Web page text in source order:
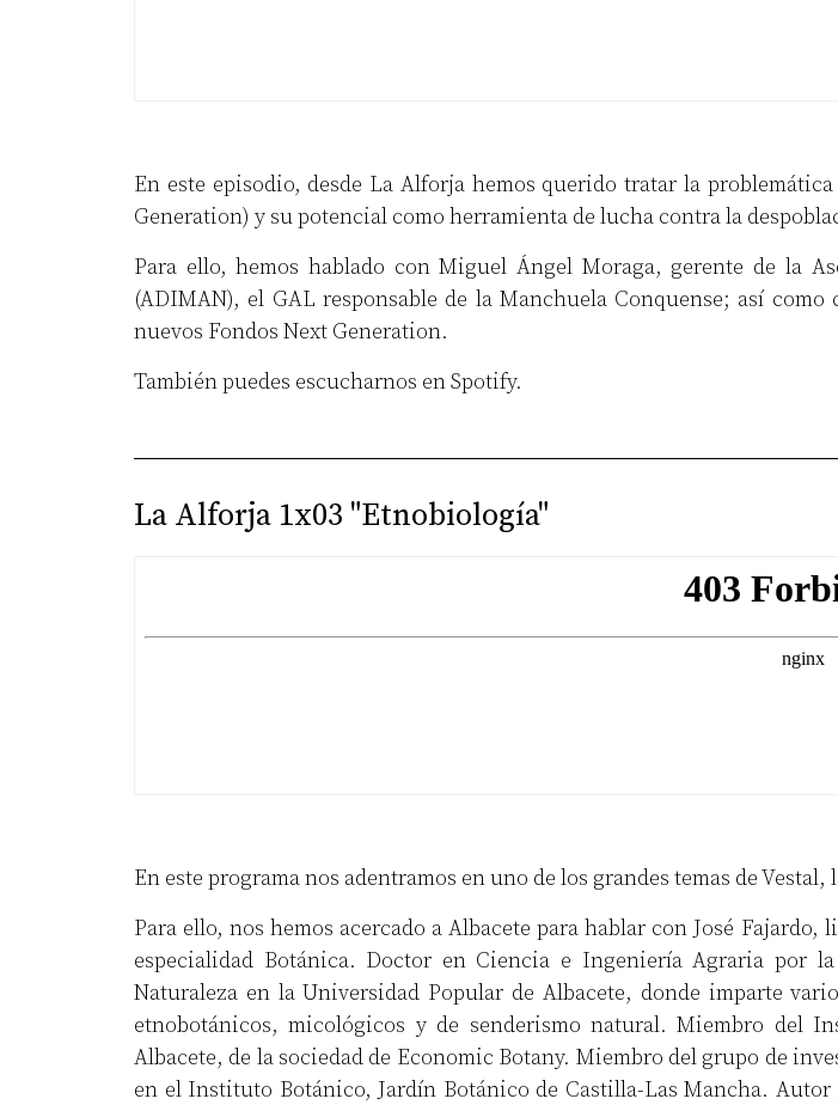
En este episodio, desde La Alforja hemos querido tratar la
Generation) y su potencial como herramienta de lucha contra la
Para ello, hemos hablado con Miguel Ángel Moraga, gerente de la
(ADIMAN), el GAL responsable de la Manchuela Conquense; así
nuevos Fondos Next Generation.
También puedes escucharnos enSpotify.
La Alforja 1x03 "Etnobiología"
En este programa nos adentramos en uno de los grandes temas de
Para ello, nos hemos acercado a Albacete para hablar con José
especialidad Botánica. Doctor en Ciencia e Ingeniería Agraria por
Naturaleza en la Universidad Popular de Albacete, donde imparte
etnobotánicos, micológicos y de senderismo natural. Miembro del
Albacete, de la sociedad de Economic Botany. Miembro del grupo de
en el Instituto Botánico, Jardín Botánico de Castilla-Las Mancha.